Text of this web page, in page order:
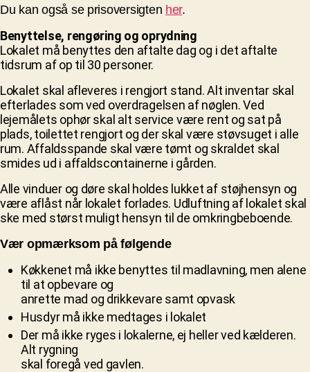
Du kan også se prisoversigten her.
Benyttelse, rengøring og oprydning
Lokalet må benyttes den aftalte dag og i det aftalte
tidsrum af op til 30 personer.
Lokalet skal afleveres i rengjort stand. Alt inventar skal
efterlades som ved overdragelsen af nøglen. Ved
lejemålets ophør skal alt service være rent og sat på
plads, toilettet rengjort og der skal være støvsuget i alle
rum. Affaldsspande skal være tømt og skraldet skal
smides ud i affaldscontainerne i gården.
Alle vinduer og døre skal holdes lukket af støjhensyn og
være aflåst når lokalet forlades. Udluftning af lokalet skal
ske med størst muligt hensyn til de omkringbeboende.
Vær opmærksom på følgende
Køkkenet må ikke benyttes til madlavning, men alene
til at opbevare og
anrette mad og drikkevare samt opvask
Husdyr må ikke medtages i lokalet
Der må ikke ryges i lokalerne, ej heller ved kælderen.
Alt rygning
skal foregå ved gavlen.